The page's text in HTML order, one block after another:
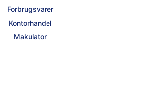
Forbrugsvarer
Kontorhandel
Makulator